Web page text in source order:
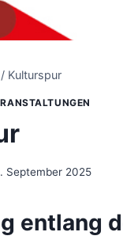
/ Kulturspur
September 2025
entlang